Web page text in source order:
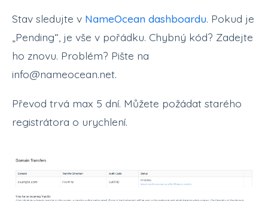
Stav sledujte v NameOcean dashboardu. Pokud je
„Pending“, je vše v pořádku. Chybný kód? Zadejte
ho znovu. Problém? Pište na
info@nameocean.net.
Převod trvá max 5 dní. Můžete požádat starého
registrátora o urychlení.